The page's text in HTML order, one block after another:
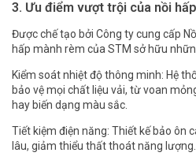
3. Ưu điểm vượt trội của nồi
Được chế tạo bởi Công ty cung cấp
hấp mành rèm của STM sở hữu
Kiểm soát nhiệt độ thông minh: Hệ
bảo vệ mọi chất liệu vải, từ voan
hay biến dạng màu sắc.
Tiết kiệm điện năng: Thiết kế bảo ôn
lâu, giảm thiểu thất thoát năng lượng.